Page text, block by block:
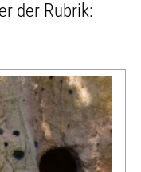
der Rubrik: